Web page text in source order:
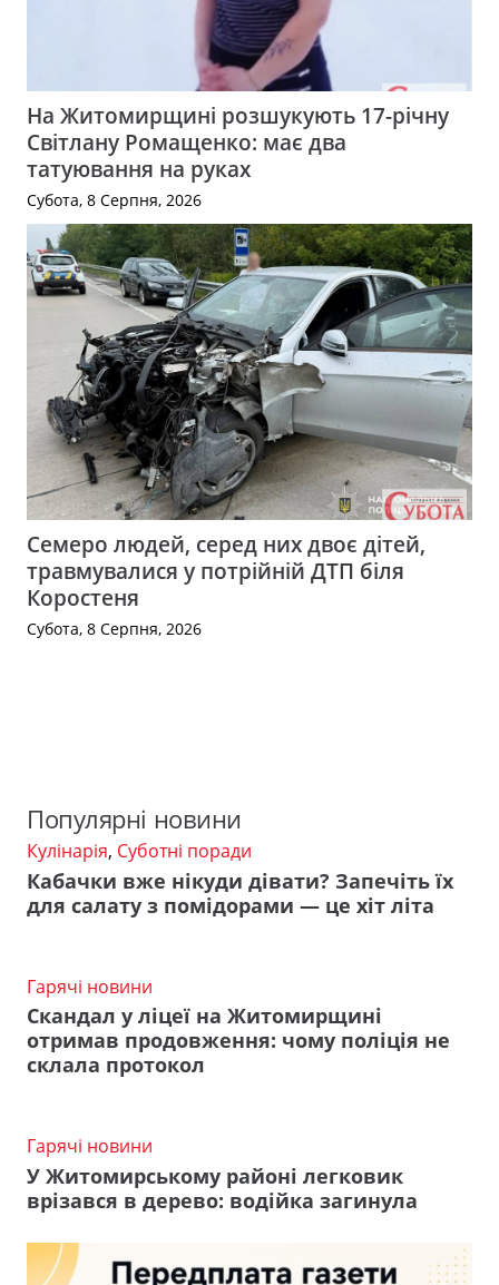
На Житомирщині розшукують 17-річну
Світлану Ромащенко: має два
татуювання на руках
Субота, 8 Серпня, 2026
Семеро людей, серед них двоє дітей,
травмувалися у потрійній ДТП біля
Коростеня
Субота, 8 Серпня, 2026
Популярні новини
Кулінарія, Суботні поради
Кабачки вже нікуди дівати? Запечіть їх
для салату з помідорами — це хіт літа
Гарячі новини
Скандал у ліцеї на Житомирщині
отримав продовження: чому поліція не
склала протокол
Гарячі новини
У Житомирському районі легковик
врізався в дерево: водійка загинула